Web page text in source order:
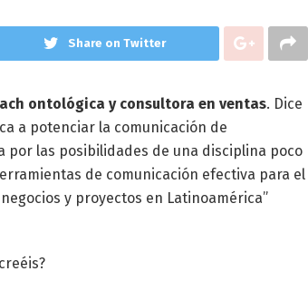
Share on Twitter
ontológica y consultora en ventas. Dice
a potenciar la comunicación de
por las posibilidades de una disciplina poco
de comunicación efectiva para el
y proyectos en Latinoamérica”